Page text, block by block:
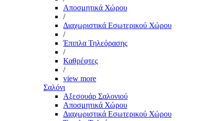
Αποσμητικά Χώρου
/
Διαχωριστικά Εσωτερικού Χώρου
/
Έπιπλα Τηλεόρασης
/
Καθρέφτες
/
view more
Σαλόνι
Αξεσουάρ Σαλονιού
Αποσμητικά Χώρου
Διαχωριστικά Εσωτερικού Χώρου